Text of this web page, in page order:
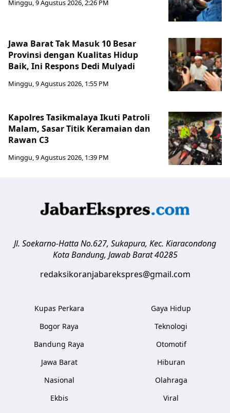
Minggu, 9 Agustus 2026, 2:26 PM
Jawa Barat Tak Masuk 10 Besar
Provinsi dengan Kualitas Hidup
Baik, Ini Respons Dedi Mulyadi
Minggu, 9 Agustus 2026, 1:55 PM
Kapolres Tasikmalaya Ikuti Patroli
Malam, Sasar Titik Keramaian dan
Rawan C3
Minggu, 9 Agustus 2026, 1:39 PM
Jl. Soekarno-Hatta No.627, Sukapura, Kec. Kiaracondong
Kota Bandung, Jawab Barat 40285
redaksikoranjabarekspres@gmail.com
Kupas Perkara
Bogor Raya
Bandung Raya
Jawa Barat
Nasional
Ekbis
Gaya Hidup
Teknologi
Otomotif
Hiburan
Olahraga
Viral